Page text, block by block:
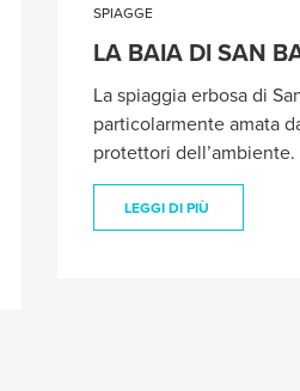
SPIAGGE
LA BAIA DI SAN
La spiaggia erbosa di
particolarmente amata
protettori dell’ambiente.
LEGGI DI PIÙ